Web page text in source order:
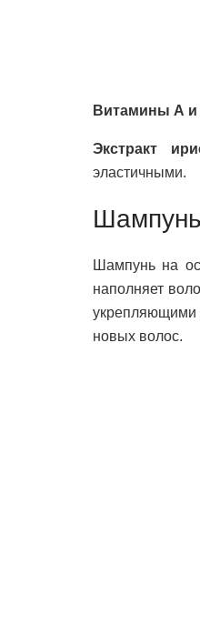
Витамины А и
Экстракт
эластичными.
Шампунь на
наполняет
укрепляющими
новых волос.